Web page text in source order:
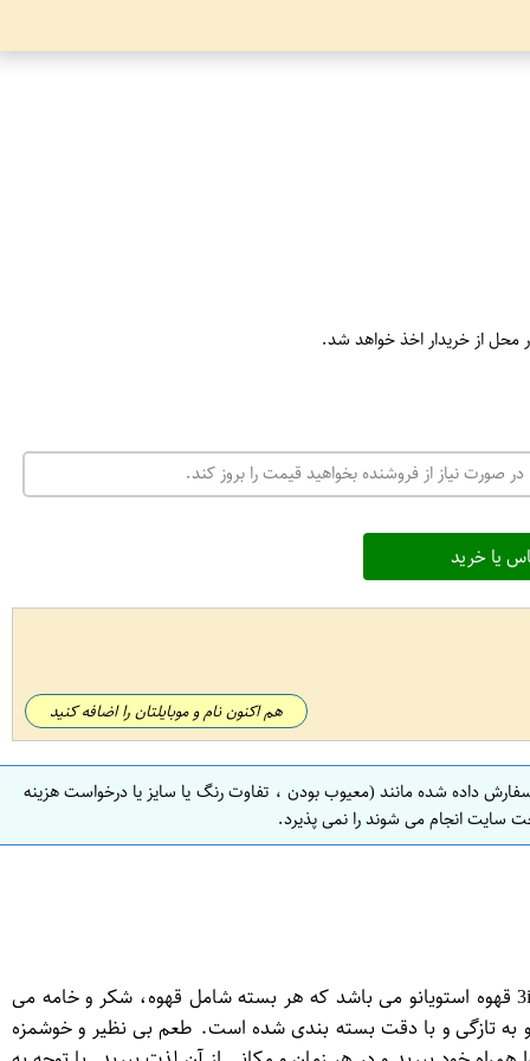
محل از خریدار اخذ خواهد شد.
صورت نیاز از فروشنده بخواهید قیمت را بروز کند.
یا خرید
هم اکنون نام و موبایلتان را اضافه کنید
داده شده مانند (معیوب بودن ، تفاوت رنگ یا سایز یا درخواست هزینه
سایت انجام می شوند را نمی پذیرد.
کالای کافی میکس مدل 3in1 بسته 12عددی استویانو یک محصول کیفیتی و محبوب در دنیای قهوه است. این محصول شامل 12 بسته 3in1 قهوه استویانو می باشد که هر بسته شامل قهوه، شکر و خامه می
و به تازگی و با دقت بسته بندی شده است. طعم بی نظیر و خوشمزه